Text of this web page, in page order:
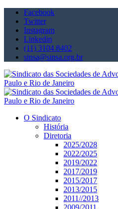
Facebook
Twitter
Instagram
Linkedin
(11) 3104.8402
sinsa@sinsa.org.br
O Sindicato
História
Diretoria
2025/2028
2022/2025
2019/2022
2017/2019
2015/2017
2013/2015
2011//2013
2009/2011